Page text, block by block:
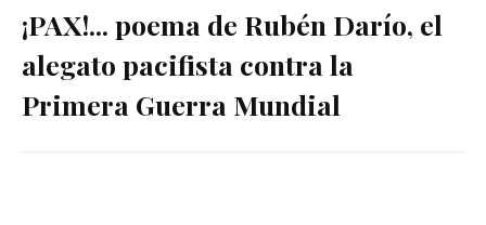
¡PAX!... poema de Rubén Darío, el
alegato pacifista contra la
Primera Guerra Mundial